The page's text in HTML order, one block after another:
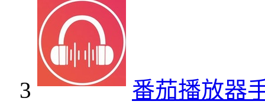
3
番茄播放器